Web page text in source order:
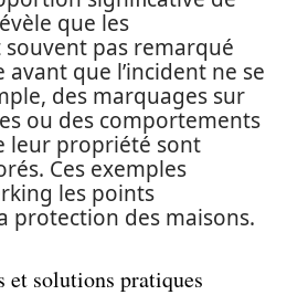
que les
pas remarqué
avant que l’incident ne se
des marquages sur
ou des comportements
leur propriété sont
Ces exemples
les points
protection des maisons.
et solutions pratiques